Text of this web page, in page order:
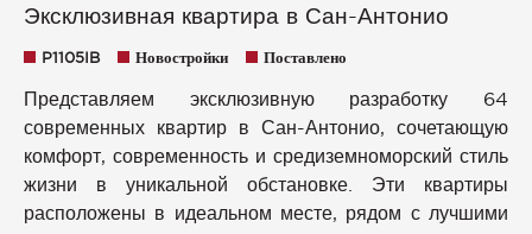
Эксклюзивная квартира в Сан-Антонио
P1105IB Новостройки Поставлено
Представляем эксклюзивную разработку 64
современных квартир в Сан-Антонио, сочетающую
комфорт, современность и средиземноморский стиль
жизни в уникальной обстановке. Эти квартиры
расположены в идеальном месте, рядом с лучшими